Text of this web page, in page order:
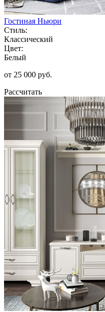
Гостиная Ньюри
Стиль:
Классический
Цвет:
Белый
от 25 000 руб.
Рассчитать